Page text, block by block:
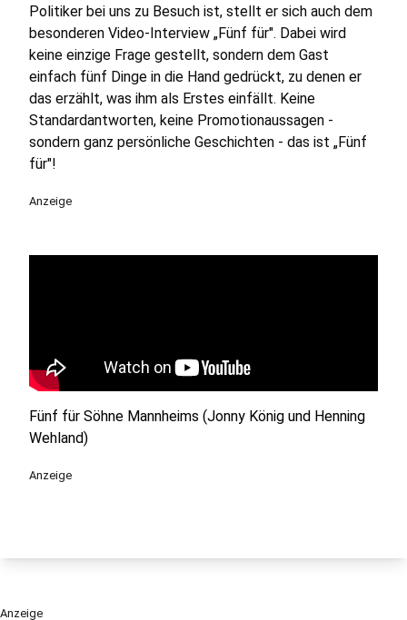
Politiker bei uns zu Besuch ist, stellt er sich auch dem
besonderen Video-Interview „Fünf für". Dabei wird
keine einzige Frage gestellt, sondern dem Gast
einfach fünf Dinge in die Hand gedrückt, zu denen er
das erzählt, was ihm als Erstes einfällt. Keine
Standardantworten, keine Promotionaussagen -
sondern ganz persönliche Geschichten - das ist „Fünf
für"!
Anzeige
Fünf für Söhne Mannheims (Jonny König und Henning
Wehland)
Anzeige
Anzeige